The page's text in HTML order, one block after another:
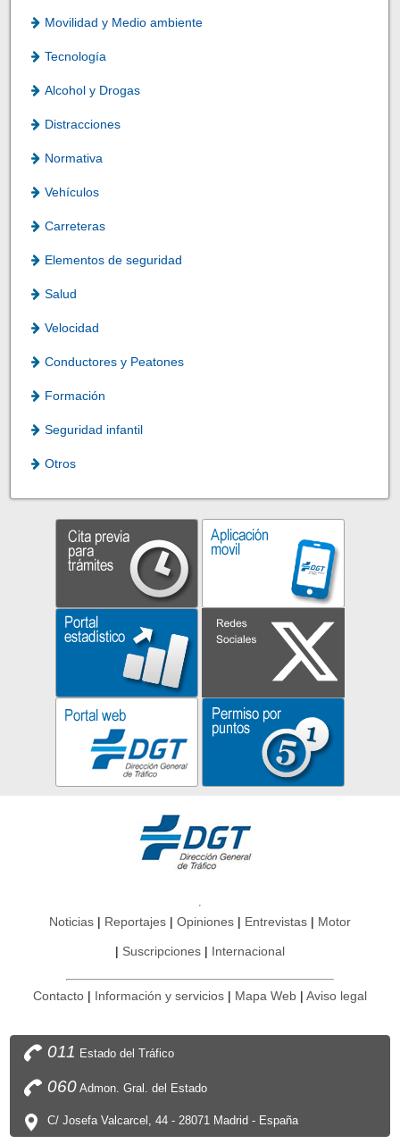
Movilidad y Medio ambiente
Tecnología
Alcohol y Drogas
Distracciones
Normativa
Vehículos
Carreteras
Elementos de seguridad
Salud
Velocidad
Conductores y Peatones
Formación
Seguridad infantil
Otros
Noticias Reportajes Opiniones Entrevistas Motor
Suscripciones Internacional
Contacto Información y servicios Mapa Web Aviso legal
011 Estado del Tráfico
060Admon. Gral. del Estado
C/ Josefa Valcarcel, 44 - 28071 Madrid - España